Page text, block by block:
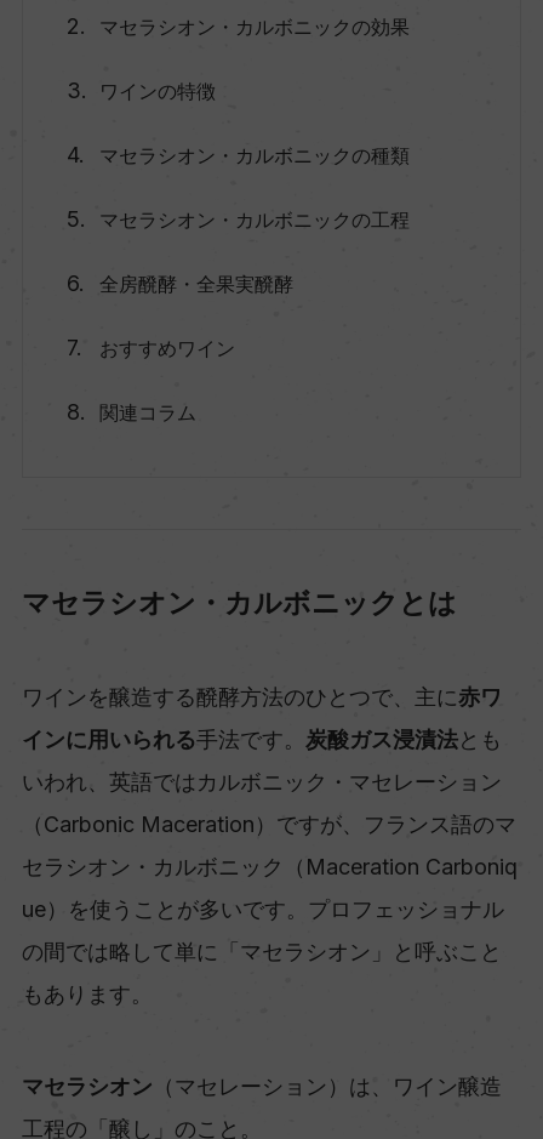
マセラシオン・カルボニックの効果
ワインの特徴
マセラシオン・カルボニックの種類
マセラシオン・カルボニックの工程
全房醗酵・全果実醗酵
おすすめワイン
関連コラム
マセラシオン・カルボニックとは
ワインを醸造する醗酵方法のひとつで、主に赤ワ
インに用いられる手法です。 炭酸ガス浸漬法とも
いわれ、英語ではカルボニック・マセレーション
（Carbonic Maceration）ですが、フランス語のマ
セラシオン・カルボニック（Maceration Carboniq
ue）を使うことが多いです。プロフェッショナル
の間では略して単に「マセラシオン」と呼ぶこと
もあります。
マセラシオン （マセレーション）は、ワイン醸造
工程の「醸し」のこと。